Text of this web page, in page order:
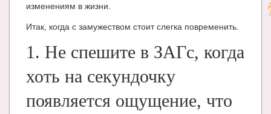
СЕРВИСЫ И ПРИЛОЖЕНИЯ
Сервис. Оценка роста и веса ребенка
Приложения для Android
изменениям в жизни.
Итак, когда с замужеством стоит слегка повременить.
1. Не спешите в ЗАГс, когда
хоть на секундочку
появляется ощущение, что